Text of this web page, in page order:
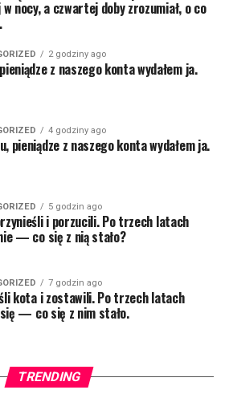
nocy, a czwartej doby zrozumiał, o co
2 godziny ago
z naszego konta wydałem ja.
4 godziny ago
pieniądze z naszego konta wydałem ja.
5 godzin ago
i porzucili. Po trzech latach
— co się z nią stało?
7 godzin ago
kota i zostawili. Po trzech latach
— co się z nim stało.
TRENDING